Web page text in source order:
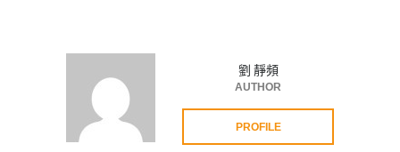
劉 靜頻
AUTHOR
PROFILE